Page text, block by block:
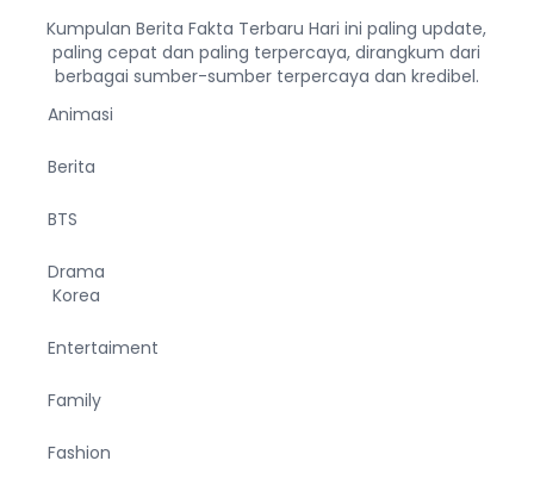
Kumpulan Berita Fakta Terbaru Hari ini paling update,
paling cepat dan paling terpercaya, dirangkum dari
berbagai sumber-sumber terpercaya dan kredibel.
Animasi
Berita
BTS
Drama
Korea
Entertaiment
Family
Fashion